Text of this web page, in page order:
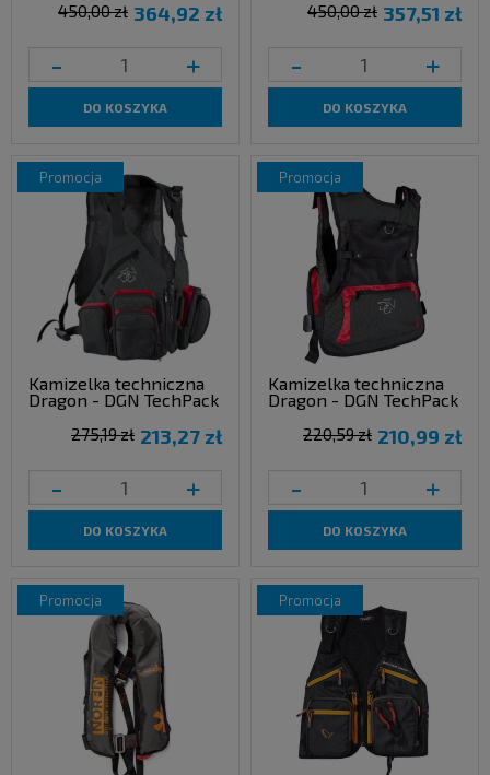
364,92 zł
450,00 zł
- +
DO KOSZYKA
357,51 zł
450,00 zł
- +
DO KOSZYKA
Kamizelka techniczna
Dragon - DGN TechPack
213,27 zł
275,19 zł
- +
DO KOSZYKA
promocja
Kamizelka techniczna
Dragon - DGN TechPack
210,99 zł
220,59 zł
- +
DO KOSZYKA
promocja
promocja promocja